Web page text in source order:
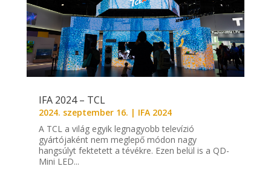
IFA 2024 – TCL
2024. szeptember 16. | IFA 2024
A TCL a világ egyik legnagyobb televízió
gyártójaként nem meglepő módon nagy
hangsúlyt fektetett a tévékre. Ezen belül is a QD-
Mini LED...